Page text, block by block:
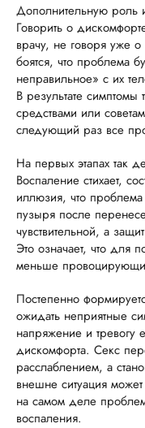
Дополнительную роль
Говорить о
врачу, не говоря уже
боятся, что проблема
неправильное» с их
В результате
средствами или
следующий раз все
На первых этапах так
Воспаление стихает,
иллюзия, что
пузыря после
чувствительной, а
Это означает, что для
меньше
Постепенно
ожидать неприятные
напряжение и тревогу
дискомфорта. Секс
расслаблением, а
внешне ситуация
на самом деле
воспаления.